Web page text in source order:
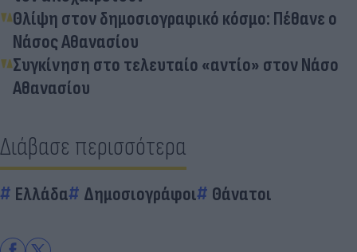
Θλίψη στον δημοσιογραφικό κόσμο: Πέθανε ο
Νάσος Αθανασίου
Συγκίνηση στο τελευταίο «αντίο» στον Νάσο
Αθανασίου
Διάβασε περισσότερα
Ελλάδα Δημοσιογράφοι Θάνατοι